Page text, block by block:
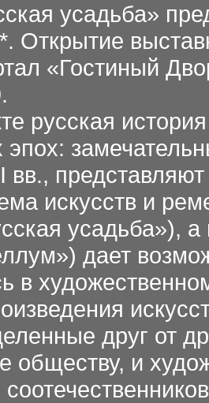
усадьба»
Открытие
«Гостиный
русская
эпох:
вв.,
искусств и
усадьба»),
дает
в
друг от
обществу, и